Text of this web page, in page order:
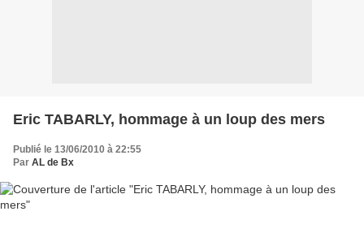
Eric TABARLY, hommage à un loup des mers
Publié le 13/06/2010 à 22:55
Par AL de Bx